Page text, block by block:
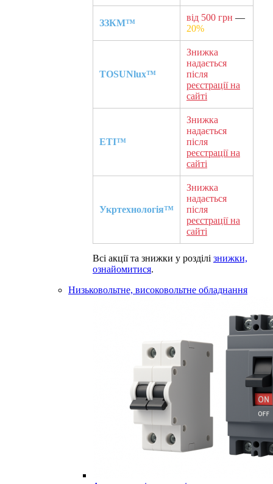
ЗЗКМ™
від 500 грн —
20%
TOSUNlux™
Знижка
надається
після
реєстрації на
сайті
ETI™
Знижка
надається
після
реєстрації на
сайті
Укртехнологія™
Знижка
надається
після
реєстрації на
сайті
Всі акції та знижки у розділі знижки,
ознайомитися.
Низьковольтне, високовольтне обладнання